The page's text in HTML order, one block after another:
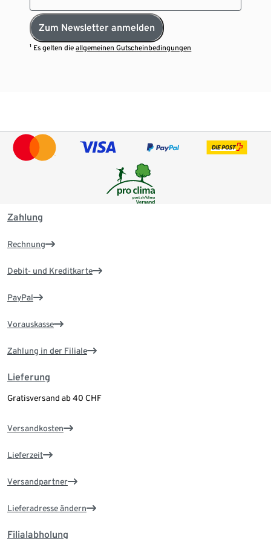
Zum Newsletter anmelden
¹ Es gelten dieallgemeinen Gutscheinbedingungen
Zahlung
Rechnung
Debit- und Kreditkarte
PayPal
Vorauskasse
Zahlung in der Filiale
Lieferung
Gratisversand ab 40 CHF
Versandkosten
Lieferzeit
Versandpartner
Lieferadresse ändern
Filialabholung